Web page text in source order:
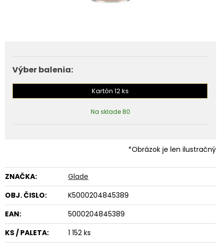
Výber balenia:
Kartón 12 ks
Na sklade 80
*Obrázok je len ilustračný
ZNAČKA:
Glade
OBJ. ČISLO:
K5000204845389
EAN:
5000204845389
KS / PALETA:
1 152 ks